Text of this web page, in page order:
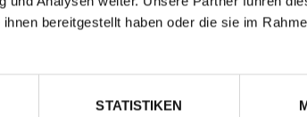
bereitgestellt haben oder die sie im
STATISTIKEN